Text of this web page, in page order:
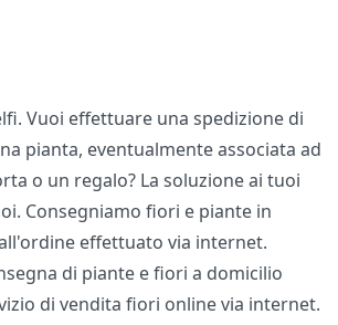
Vuoi effettuare una spedizione di
pianta, eventualmente associata ad
o un regalo? La soluzione ai tuoi
Consegniamo fiori e piante in
effettuato via internet.
di piante e fiori a domicilio
di vendita fiori online via internet.